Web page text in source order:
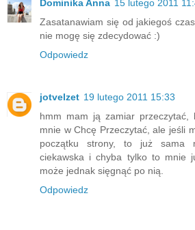
Dominika Anna 15 lutego 2011
Zasatanawiam się od jakiegoś
nie mogę się zdecydować :)
Odpowiedz
jotvelzet 19 lutego 2011 15:33
hmm mam ją zamiar
mnie w Chcę Przeczytać, ale jeśli
początku strony, to już sama
ciekawska i chyba tylko to mnie
może jednak sięgnąć po nią.
Odpowiedz